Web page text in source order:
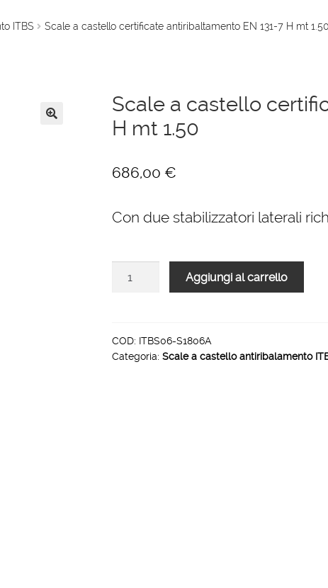
ITBS Scale a castello certificate antiribaltamento EN 131-7 H mt 1.50
Scale a castello
H mt 1.50
686,00 €
Con due stabilizzatori laterali
antiribaltamento
EN
Aggiungi al carrello
COD: ITBS06-S1806A
Categoria: Scale a castello antiribalamento